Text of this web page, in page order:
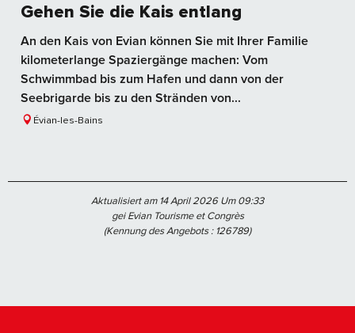
Gehen Sie die Kais entlang
An den Kais von Evian können Sie mit Ihrer Familie
kilometerlange Spaziergänge machen: Vom
Schwimmbad bis zum Hafen und dann von der
Seebrigarde bis zu den Stränden von...
Évian-les-Bains
Aktualisiert am 14 April 2026 Um 09:33
gei Evian Tourisme et Congrès
(Kennung des Angebots : 126789)